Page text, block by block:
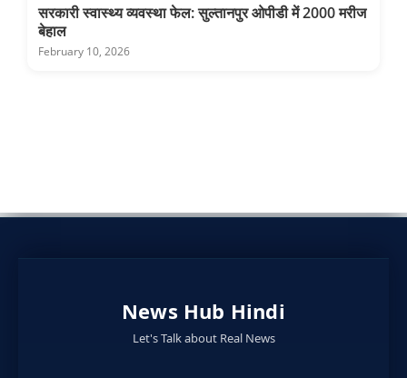
सरकारी स्वास्थ्य व्यवस्था फेल: सुल्तानपुर ओपीडी में 2000 मरीज
बेहाल
February 10, 2026
News Hub Hindi
Let's Talk about Real News